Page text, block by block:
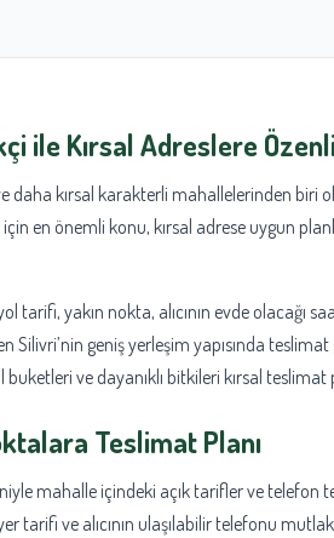
ile Kırsal Adreslere
daha kırsal karakterli mahallelerinden biri
en önemli konu, kırsal adrese uygun
tarifi, yakın nokta, alıcının evde olacağı
Silivri’nin geniş yerleşim yapısında
buketleri ve dayanıklı bitkileri kırsal teslimat
Teslimat Planı
mahalle içindeki açık tarifler ve telefon
tarifi ve alıcının ulaşılabilir telefonu